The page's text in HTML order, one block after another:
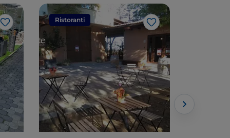
Like
Ristoranti
Like